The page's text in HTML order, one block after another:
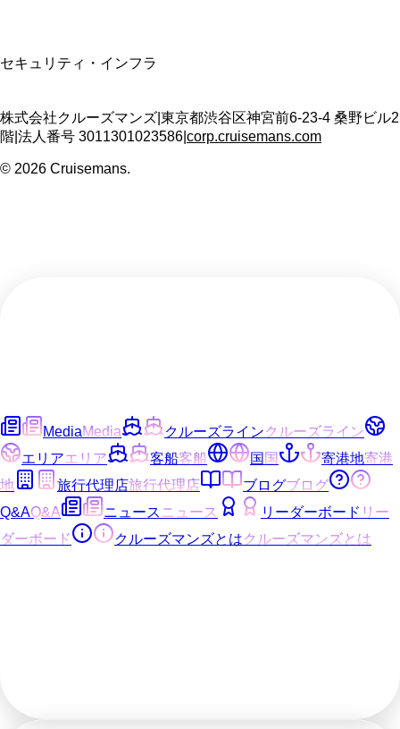
セキュリティ・インフラ
株式会社クルーズマンズ 東京都渋谷区神宮前6-23-4 桑野ビル2
階 法人番号 3011301023586 corp.cruisemans.com
© 2026 Cruisemans.
MediaMedia クルーズラインクルーズライン
エリアエリア 客船客船 国国 寄港地寄港
地
旅行代理店旅行代理店 ブログブログ
Q&AQ&A ニュース ニュース リーダーボード リー
ダーボード
クルーズマンズとはクルーズマンズとは